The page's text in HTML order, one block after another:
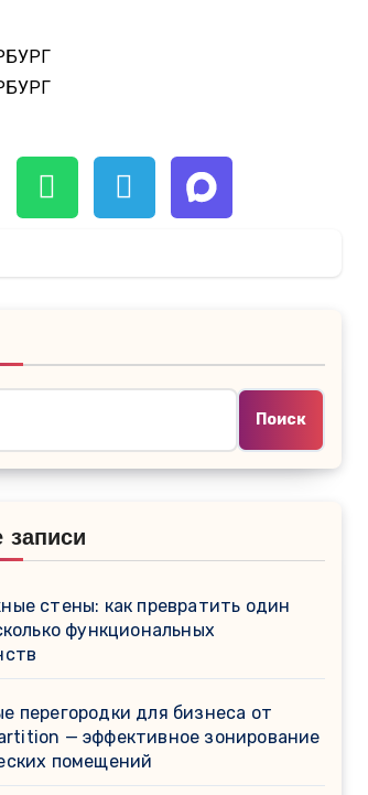
Поиск
записи
стены: как превратить один
функциональных
перегородки для бизнеса от
— эффективное зонирование
помещений